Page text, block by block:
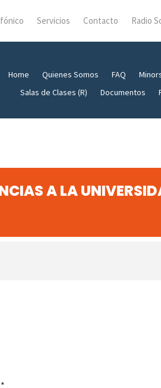
Servicios Contacto Radio
Home Quienes Somos FAQ
Salas de Clases (R)
Documentos
A LA
*